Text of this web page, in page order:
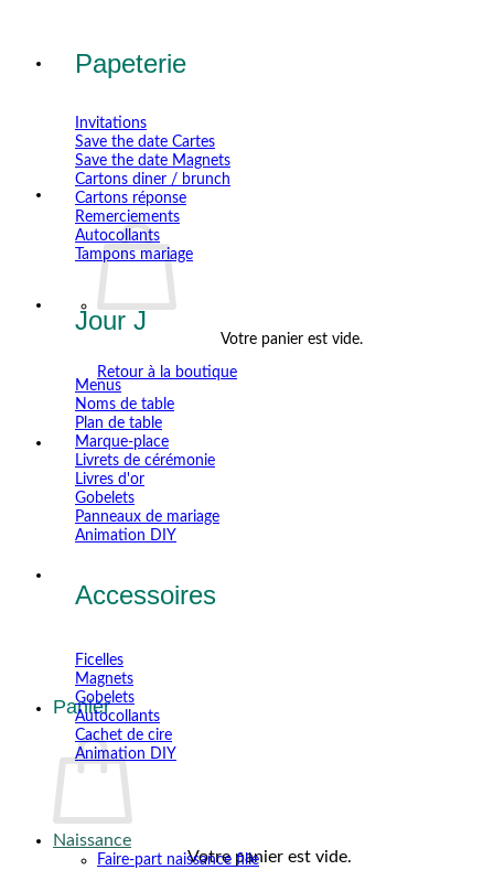
Votre panier est vide.
Retour à la boutique
Panier
Votre panier est vide.
Papeterie
Invitations
Save the date Cartes
Save the date Magnets
Cartons diner / brunch
Cartons réponse
Remerciements
Autocollants
Tampons mariage
Jour J
Menus
Noms de table
Plan de table
Marque-place
Livrets de cérémonie
Livres d'or
Gobelets
Panneaux de mariage
Animation DIY
Accessoires
Ficelles
Magnets
Gobelets
Autocollants
Cachet de cire
Animation DIY
Naissance
Faire-part naissance fille